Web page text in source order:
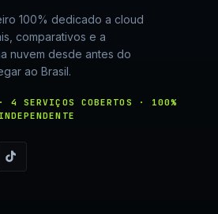
100% dedicado a cloud
comparativos e a
nuvem desde antes do
ao Brasil.
· 4 SERVIÇOS COBERTOS · 100%
INDEPENDENTE